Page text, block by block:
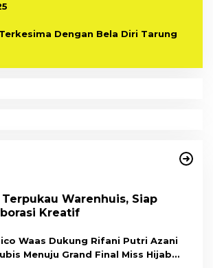
Dengan Bela Diri Tarung
Warenhuis, Siap
Kreatif
Waas Dukung Rifani Putri Azani
Menuju Grand Final Miss Hijab